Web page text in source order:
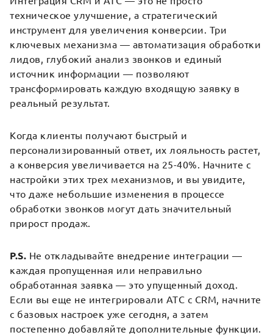
техническое улучшение, а стратегический
инструмент для увеличения конверсии. Три
ключевых механизма — автоматизация обработки
лидов, глубокий анализ звонков и единый
источник информации — позволяют
трансформировать каждую входящую заявку в
реальный результат.
Когда клиенты получают быстрый и
персонализированный ответ, их лояльность растет,
а конверсия увеличивается на 25-40%. Начните с
настройки этих трех механизмов, и вы увидите,
что даже небольшие изменения в процессе
обработки звонков могут дать значительный
прирост продаж.
P.S. Не откладывайте внедрение интеграции —
каждая пропущенная или неправильно
обработанная заявка — это упущенный доход.
Если вы еще не интегрировали АТС с CRM, начните
с базовых настроек уже сегодня, а затем
постепенно добавляйте дополнительные функции.